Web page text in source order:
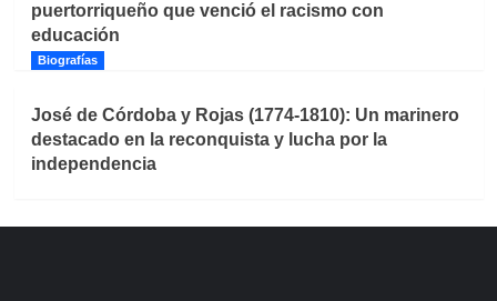
puertorriqueño que venció el racismo con
educación
Biografías
José de Córdoba y Rojas (1774-1810): Un marinero
destacado en la reconquista y lucha por la
independencia